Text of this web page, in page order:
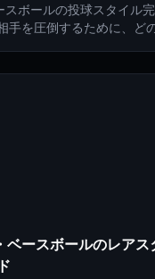
スボールの投球スタイル
手を圧倒するために、ど
ースボールのレアス